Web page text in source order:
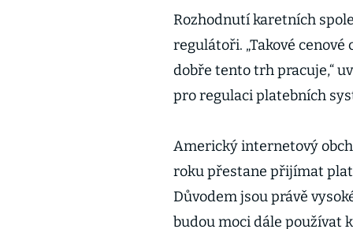
Rozhodnutí karetních
regulátoři. „Takové
dobře tento trh pracuje,“
pro regulaci platebních
Americký internetový
roku přestane přijímat
Důvodem jsou právě
budou moci dále používat